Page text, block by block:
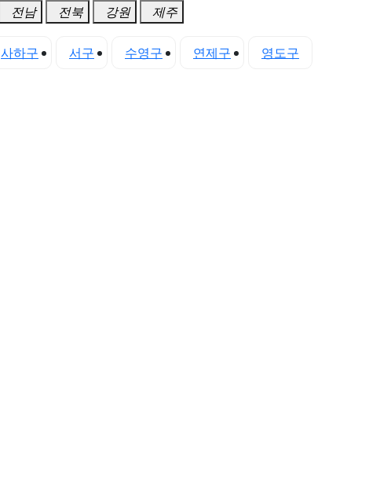
전남 전북 강원 제주
사하구 서구 수영구 연제구 영도구